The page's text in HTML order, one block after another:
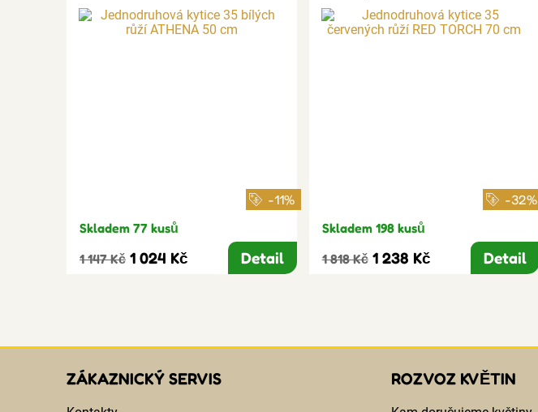
-11%
Skladem 77 kusů
1 147 Kč 1 024 Kč Detail
-32%
Skladem 198 kusů
1 818 Kč 1 238 Kč Detail
ZÁKAZNICKÝ SERVIS ROZVOZ KVĚTIN